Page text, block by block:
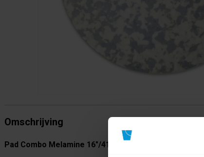
Omschrijving
Pad Combo Melamine 16"/41cm